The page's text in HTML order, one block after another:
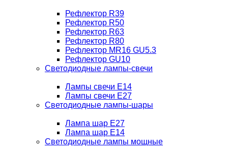
Рефлектор R39
Рефлектор R50
Рефлектор R63
Рефлектор R80
Рефлектор MR16 GU5.3
Рефлектор GU10
Светодиодные лампы-свечи
Лампы свечи Е14
Лампы свечи Е27
Светодиодные лампы-шары
Лампа шар E27
Лампа шар Е14
Светодиодные лампы мощные